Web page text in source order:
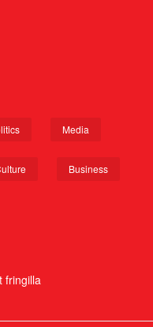
Media
Business
fringilla